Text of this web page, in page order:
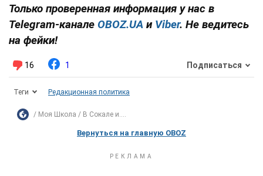
Только проверенная информация у нас в
Telegram-канале OBOZ.UA и Viber. Не ведитесь
на фейки!
16 1 Подписаться
Теги Редакционная политика
Моя Школа В Сокале и....
Вернуться на главную OBOZ